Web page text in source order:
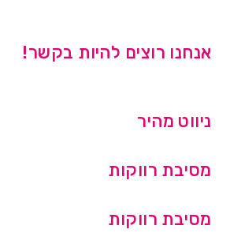
אנחנו רוצים להיות בקשר!
ניווט מהיר
מסיבת רווקות
מסיבת רווקות